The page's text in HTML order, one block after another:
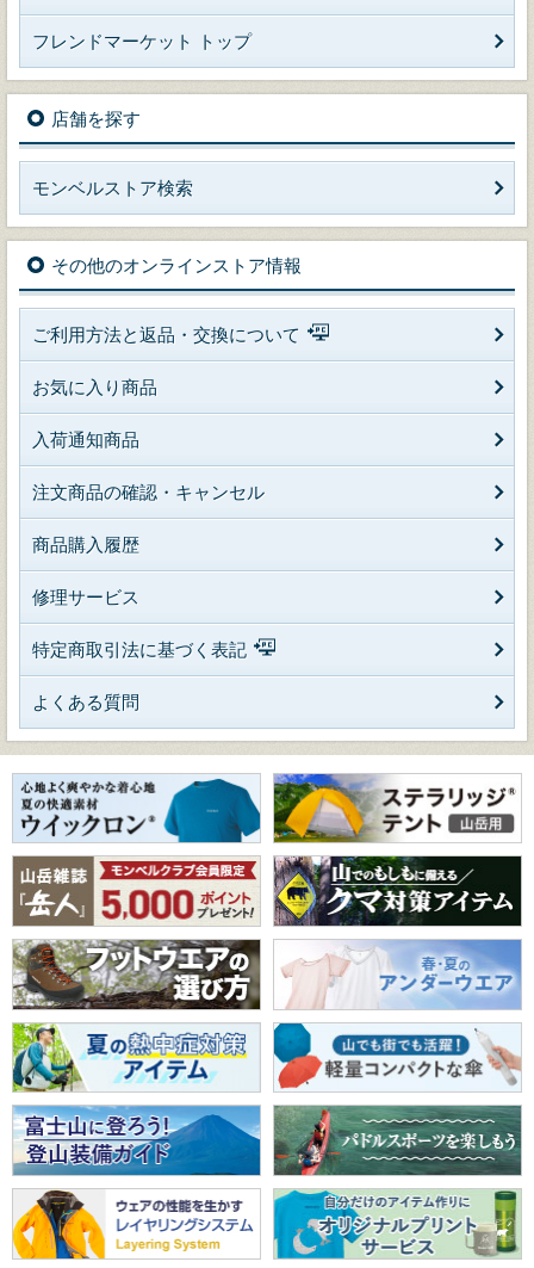
フレンドマーケット トップ
店舗を探す
モンベルストア検索
その他のオンラインストア情報
ご利用方法と返品・交換について
お気に入り商品
入荷通知商品
注文商品の確認・キャンセル
商品購入履歴
修理サービス
特定商取引法に基づく表記
よくある質問